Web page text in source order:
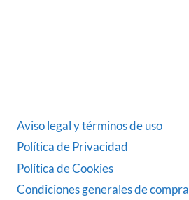
Aviso legal y términos de uso
Política de Privacidad
Política de Cookies
Condiciones generales de compra